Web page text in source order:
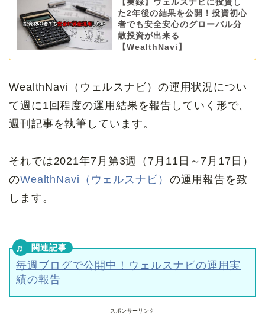
【実録】ウェルスナビに投資し
た2年後の結果を公開！投資初心
者でも安全安心のグローバル分
散投資が出来る
【WealthNavi】
WealthNavi（ウェルスナビ）の運用状況につい
て週に1回程度の運用結果を報告していく形で、
週刊記事を執筆しています。
それでは2021年7月第3週（7月11日～7月17日）
のWealthNavi（ウェルスナビ） の運用報告を致
します。
毎週ブログで公開中！ウェルスナビの運用実
績の報告
スポンサーリンク